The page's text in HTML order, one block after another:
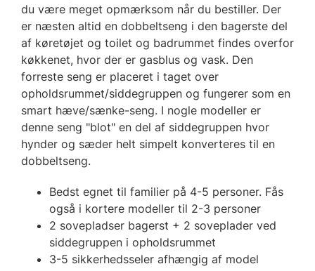
du være meget opmærksom når du bestiller. Der
er næsten altid en dobbeltseng i den bagerste del
af køretøjet og toilet og badrummet findes overfor
køkkenet, hvor der er gasblus og vask. Den
forreste seng er placeret i taget over
opholdsrummet/siddegruppen og fungerer som en
smart hæve/sænke-seng. I nogle modeller er
denne seng "blot" en del af siddegruppen hvor
hynder og sæder helt simpelt konverteres til en
dobbeltseng.
Bedst egnet til familier på 4-5 personer. Fås
også i kortere modeller til 2-3 personer
2 sovepladser bagerst + 2 soveplader ved
siddegruppen i opholdsrummet
3-5 sikkerhedsseler afhængig af model